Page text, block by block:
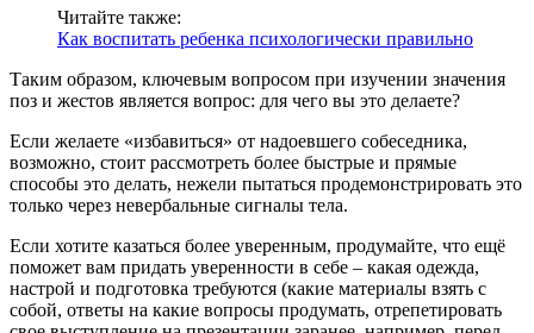
Читайте также:
Как воспитать ребенка психологически правильно
Таким образом, ключевым вопросом при изучении значения
поз и жестов является вопрос: для чего вы это делаете?
Если желаете «избавиться» от надоевшего собеседника,
возможно, стоит рассмотреть более быстрые и прямые
способы это делать, нежели пытаться продемонстрировать это
только через невербальные сигналы тела.
Если хотите казаться более уверенным, продумайте, что ещё
поможет вам придать уверенности в себе – какая одежда,
настрой и подготовка требуются (какие материалы взять с
собой, ответы на какие вопросы продумать, отрепетировать